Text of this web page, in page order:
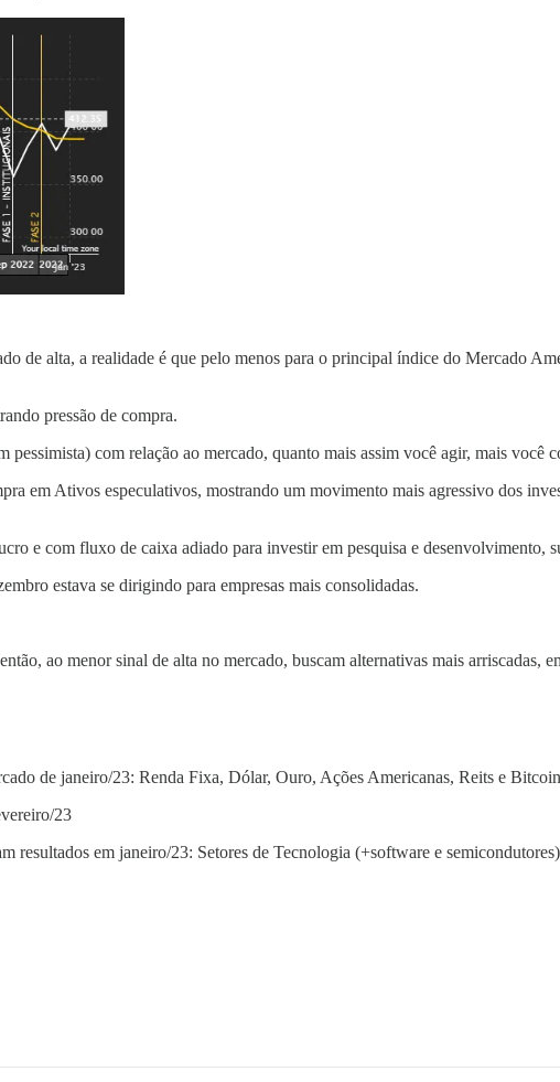
de alta, a realidade é que pelo menos para o principal índice do Mercado
pressão de compra.
com relação ao mercado, quanto mais assim você agir, mais você
em Ativos especulativos, mostrando um movimento mais agressivo dos
e com fluxo de caixa adiado para investir em pesquisa e desenvolvimento,
estava se dirigindo para empresas mais consolidadas.
ao menor sinal de alta no mercado, buscam alternativas mais arriscadas,
de janeiro/23: Renda Fixa, Dólar, Ouro, Ações Americanas, Reits e Bitcoin
23
resultados em janeiro/23: Setores de Tecnologia (+software e